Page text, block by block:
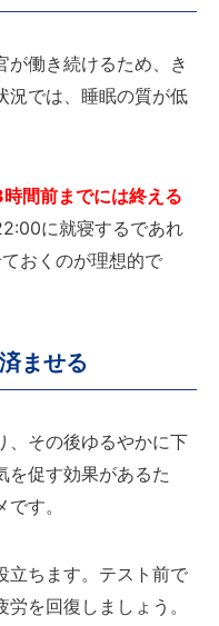
が働き続けるため、き
況では、睡眠の質が低
間前までには終える
に就寝するであれ
おくのが理想的で
ませる
、その後ゆるやかに下
を促す効果があるた
す。
立ちます。テスト前で
を回復しましょう。